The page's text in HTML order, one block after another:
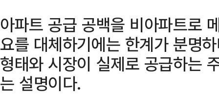
아파트 공급 공백을 비아파트로
요를 대체하기에는 한계가 분명
형태와 시장이 실제로 공급하는
는 설명이다.